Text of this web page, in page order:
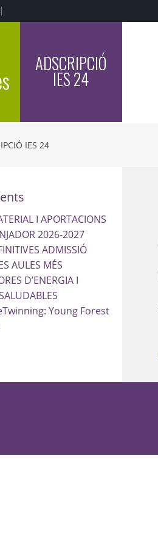
ADSCRIPCIÓ
IES 24
IES 24
I APORTACIONS
2026-2027
ADMISSIÓ
AULES MÉS
D’ENERGIA I
Young Forest